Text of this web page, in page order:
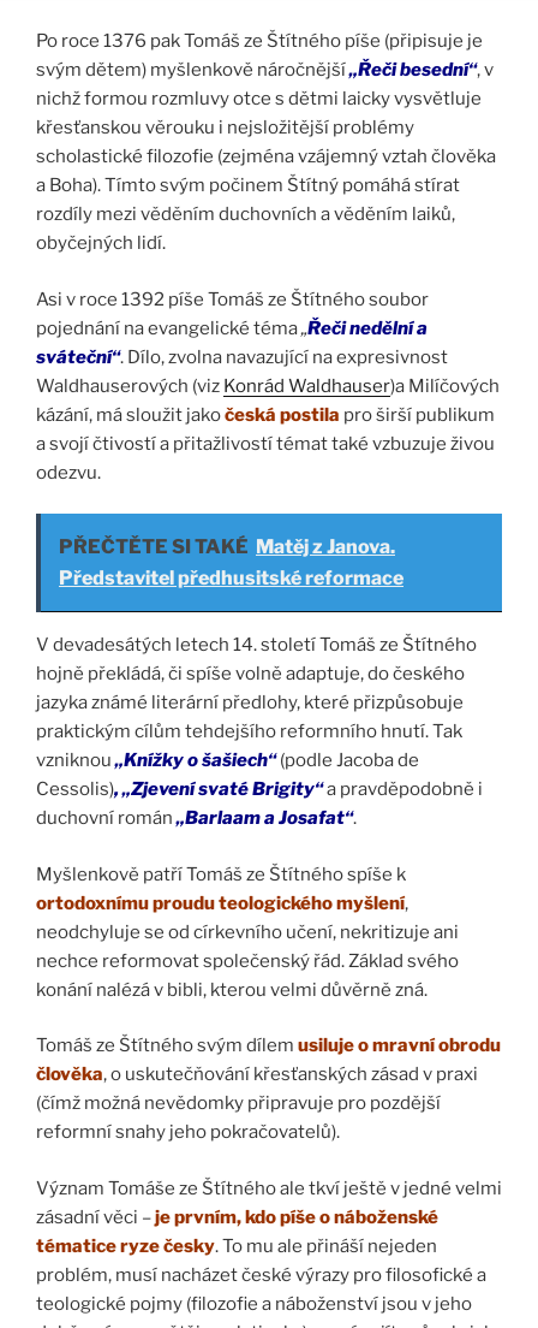
Po roce 1376 pak Tomáš ze Štítného píše (připisuje je
svým dětem) myšlenkově náročnější„Řeči besední“, v
nichž formou rozmluvy otce s dětmi laicky vysvětluje
křesťanskou věrouku i nejsložitější problémy
scholastické filozofie (zejména vzájemný vztah člověka
a Boha). Tímto svým počinem Štítný pomáhá stírat
rozdíly mezi věděním duchovních a věděním laiků,
obyčejných lidí.
Asi v roce 1392 píše Tomáš ze Štítného soubor
pojednání na evangelické téma„Řeči nedělní a
sváteční“. Dílo, zvolna navazující na expresivnost
Waldhauserových (viz Konrád Waldhauser)a Milíčových
kázání, má sloužit jakočeská postila pro širší publikum
a svojí čtivostí a přitažlivostí témat také vzbuzuje živou
odezvu.
PŘEČTĚTE SI TAKÉ Matěj z Janova.
Představitel předhusitské reformace
V devadesátých letech 14. století Tomáš ze Štítného
hojně překládá, či spíše volně adaptuje, do českého
jazyka známé literární předlohy, které přizpůsobuje
praktickým cílům tehdejšího reformního hnutí. Tak
vzniknou„Knížky o šašiech“(podle Jacoba de
Cessolis), „Zjevení svaté Brigity“a pravděpodobně i
duchovní román„Barlaam a Josafat“.
Myšlenkově patří Tomáš ze Štítného spíše k
ortodoxnímu proudu teologického myšlení,
neodchyluje se od církevního učení, nekritizuje ani
nechce reformovat společenský řád. Základ svého
konání nalézá v bibli, kterou velmi důvěrně zná.
Tomáš ze Štítného svým dílem usiluje o mravní obrodu
člověka, o uskutečňování křesťanských zásad v praxi
(čímž možná nevědomky připravuje pro pozdější
reformní snahy jeho pokračovatelů).
Význam Tomáše ze Štítného ale tkví ještě v jedné velmi
zásadní věci –je prvním, kdo píše o náboženské
tématice ryze česky. To mu ale přináší nejeden
problém, musí nacházet české výrazy pro filosofické a
teologické pojmy (filozofie a náboženství jsou v jeho